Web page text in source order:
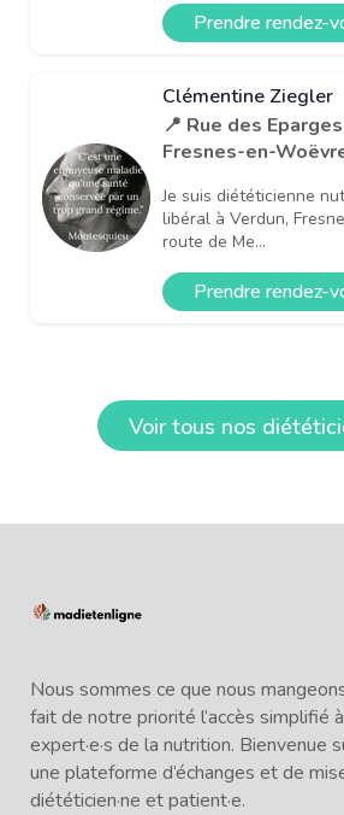
Prendre rendez-
Clémentine Ziegler
📍 Rue des
Fresnes-en-
Je suis diététicienne
libéral à Verdun,
route de Me...
Prendre rendez-
Voir tous nos
Nous sommes ce que nous
fait de notre priorité l’accès simplifié à
expert·e·s de la nutrition. Bienvenue
une plateforme d’échanges et de
diététicien·ne et patient·e.